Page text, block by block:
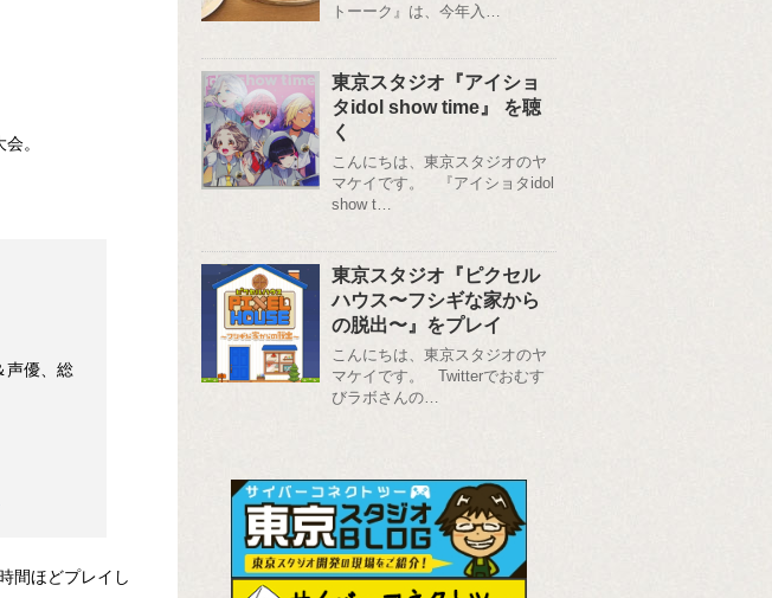
。
声優、総
間ほどプレイし
トーーク』は、今年入…
東京スタジオ『アイショ
タidol show time』 を聴
く
こんにちは、東京スタジオのヤ
マケイです。 『アイショタidol
show t…
東京スタジオ『ピクセル
ハウス〜フシギな家から
の脱出〜』をプレイ
こんにちは、東京スタジオのヤ
マケイです。 Twitterでおむす
びラボさんの…